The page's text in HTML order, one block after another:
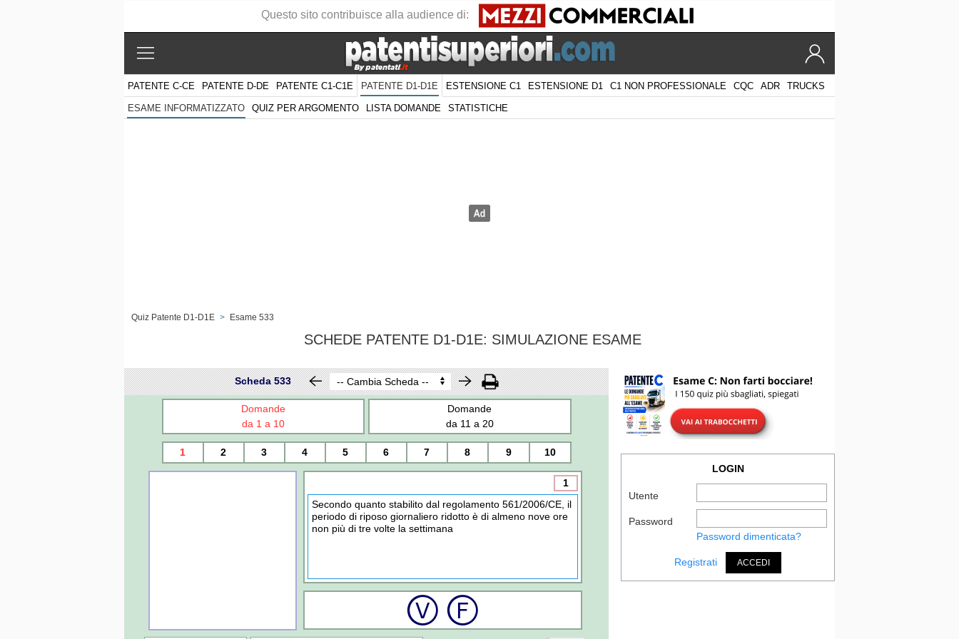
PATENTE C-CE PATENTE D-DE PATENTE C1-C1E PATENTE D1-D1E ESTENSIONE C1 ESTENSIONE D1 C1 NON PROFESSIONALE CQC ADR TRUCKS
ESAME INFORMATIZZATO QUIZ PER ARGOMENTO LISTA DOMANDE STATISTICHE
Quiz Patente D1-D1E > Esame 533
SCHEDE PATENTE D1-D1E: SIMULAZIONE ESAME
Scheda 533
Domande
da 1 a 10
Domande
da 11 a 20
1 2 3 4 5 6 7 8 9 10
1
Secondo quanto stabilito dal regolamento 561/2006/CE, il
periodo di riposo giornaliero ridotto è di almeno nove ore
non più di tre volte la settimana
LOGIN
Utente
Password
Password dimenticata?
Registrati ACCEDI
Questo sito contribuisce alla audience di: